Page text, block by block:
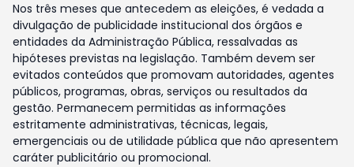
Nos três meses que antecedem as eleições, é vedada a
divulgação de publicidade institucional dos órgãos e
entidades da Administração Pública, ressalvadas as
hipóteses previstas na legislação. Também devem ser
evitados conteúdos que promovam autoridades, agentes
públicos, programas, obras, serviços ou resultados da
gestão. Permanecem permitidas as informações
estritamente administrativas, técnicas, legais,
emergenciais ou de utilidade pública que não apresentem
caráter publicitário ou promocional.